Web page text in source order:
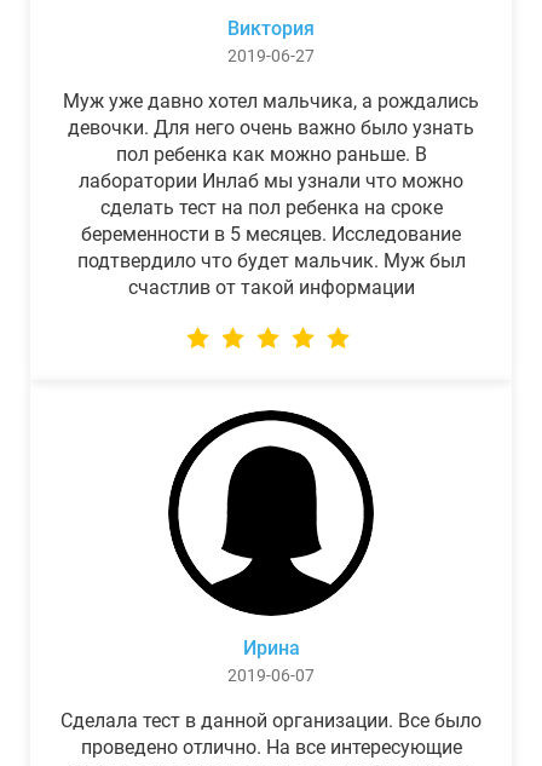
Виктория
2019-06-27
Муж уже давно хотел мальчика, а рождались
девочки. Для него очень важно было узнать
пол ребенка как можно раньше. В
лаборатории Инлаб мы узнали что можно
сделать тест на пол ребенка на сроке
беременности в 5 месяцев. Исследование
подтвердило что будет мальчик. Муж был
счастлив от такой информации
Ирина
2019-06-07
Сделала тест в данной организации. Все было
проведено отлично. На все интересующие